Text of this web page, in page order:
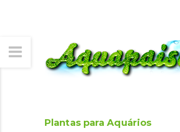
Plantas para Aquários